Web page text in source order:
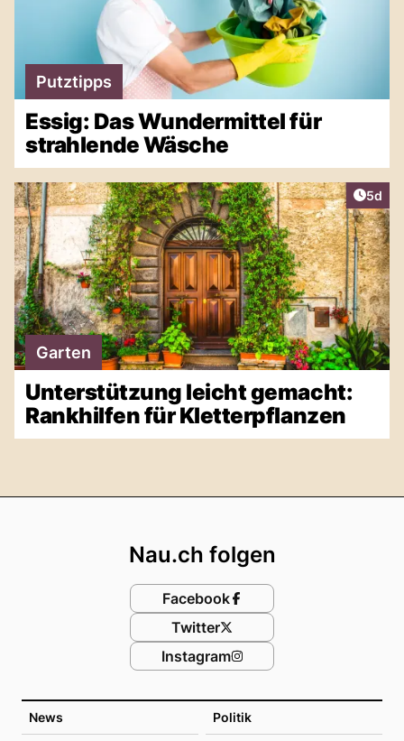
Putztipps
Essig: Das Wundermittel für
strahlende Wäsche
5d
Garten
Unterstützung leicht gemacht:
Rankhilfen für Kletterpflanzen
News Politik
Nau.ch folgen
Facebook
Twitter
Instagram